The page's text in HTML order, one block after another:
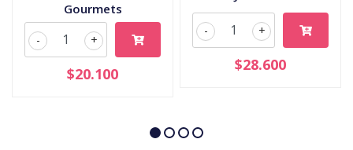
Gourmets
+
-
$20.100
+
-
$28.600